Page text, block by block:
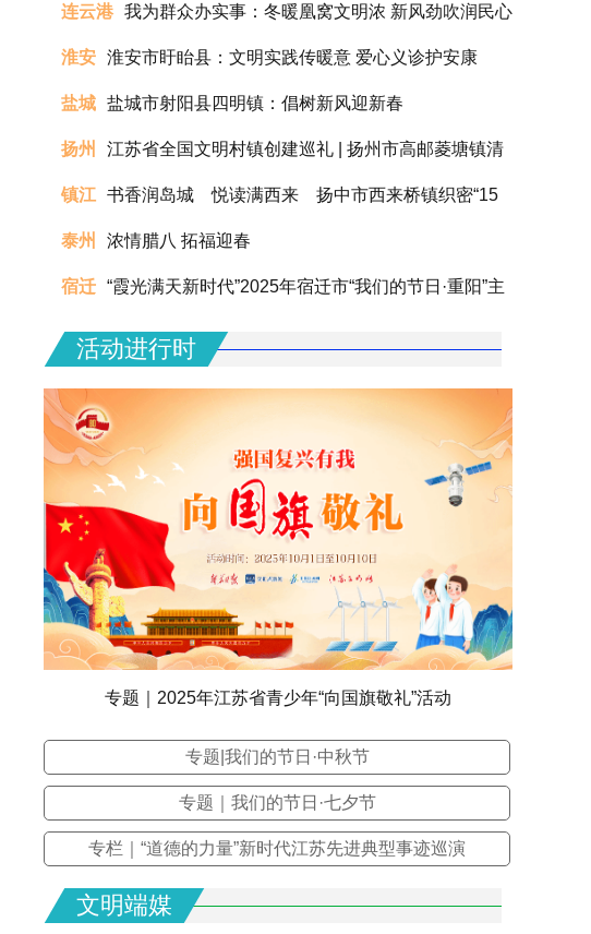
连云港 我为群众办实事：冬暖凰窝文明浓 新风劲吹润民心
淮安 淮安市盱眙县：文明实践传暖意 爱心义诊护安康
盐城 盐城市射阳县四明镇：倡树新风迎新春
扬州 江苏省全国文明村镇创建巡礼 | 扬州市高邮菱塘镇清
真村
镇江 书香润岛城 悦读满西来 扬中市西来桥镇织密“15
分钟阅读圈”滋养全龄人生
泰州 浓情腊八 拓福迎春
宿迁 “霞光满天新时代”2025年宿迁市“我们的节日·重阳”主
场活动圆满举办
活动进行时
专题｜2025年江苏省青少年“向国旗敬礼”活动
专题|我们的节日·中秋节
专题｜我们的节日·七夕节
专栏｜“道德的力量”新时代江苏先进典型事迹巡演
文明端媒